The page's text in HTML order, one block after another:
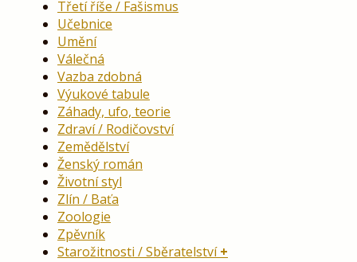
Třetí říše / Fašismus
Učebnice
Umění
Válečná
Vazba zdobná
Výukové tabule
Záhady, ufo, teorie
Zdraví / Rodičovství
Zemědělství
Ženský román
Životní styl
Zlín / Baťa
Zoologie
Zpěvník
Starožitnosti / Sběratelství